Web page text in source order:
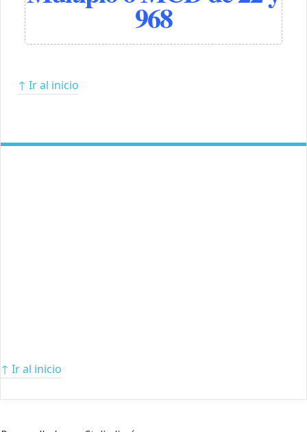
968
↑ Ir al inicio
↑ Ir al inicio